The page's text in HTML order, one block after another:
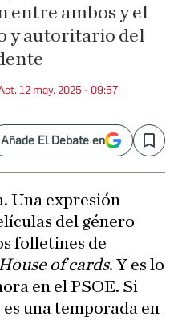
entre ambos y el
y autoritario del
12 may. 2025 - 09:57
Añade El Debate en Save
Una expresión
del género
folletines de
House of cards. Y es lo
en el PSOE. Si
una temporada en